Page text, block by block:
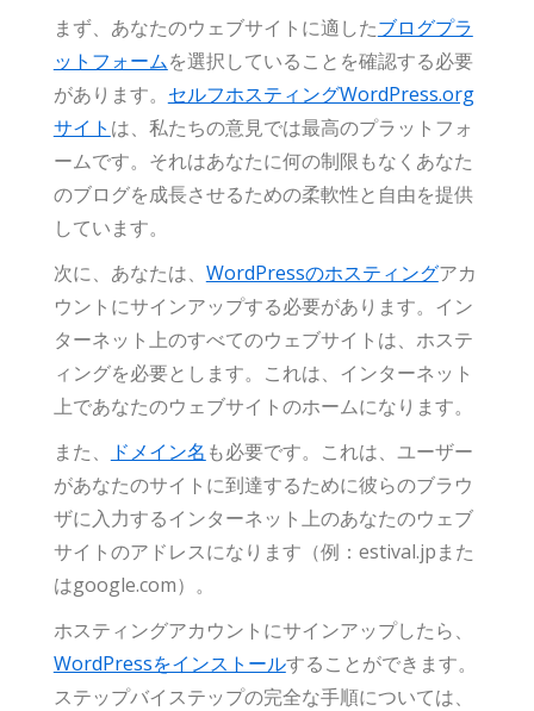
まず、あなたのウェブサイトに適したブログプラ
ットフォームを選択していることを確認する必要
があります。 セルフホスティングWordPress.org
サイト は、私たちの意見では最高のプラットフォ
ームです。それはあなたに何の制限もなくあなた
のブログを成長させるための柔軟性と自由を提供
しています。
次に、あなたは、 WordPressのホスティングアカ
ウントにサインアップする必要があります。イン
ターネット上のすべてのウェブサイトは、ホステ
ィングを必要とします。これは、インターネット
上であなたのウェブサイトのホームになります。
また、
ドメイン名 も必要です。これは、ユーザー
があなたのサイトに到達するために彼らのブラウ
ザに入力するインターネット上のあなたのウェブ
サイトのアドレスになります（例：estival.jpまた
はgoogle.com）。
ホスティングアカウントにサインアップしたら、
WordPressをインストールすることができます。
ステップバイステップの完全な手順については、